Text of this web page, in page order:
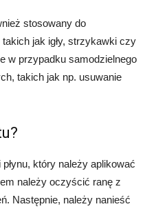
stosowany do
jak igły, strzykawki czy
w przypadku samodzielnego
takich jak np. usuwanie
który należy aplikować
należy oczyścić ranę z
Następnie, należy nanieść